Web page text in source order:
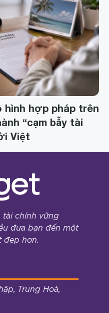
hình hợp pháp trên
“cạm bẫy tài
Việt
tài chính vững
đưa bạn đến một
đẹp hơn.
Trung Hoà,